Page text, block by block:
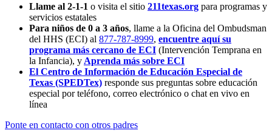
Llame al 2-1-1 o visita el sitio 211texas.org para programas y
servicios estatales
Para niños de 0 a 3 años, llame a la Oficina del Ombudsman
del HHS (ECI) al 877-787-8999, encuentre aquí su
programa más cercano de ECI (Intervención Temprana en
la Infancia), y Aprenda más sobre ECI
El Centro de Información de Educación Especial de
Texas (SPEDTex) responde sus preguntas sobre educación
especial por teléfono, correo electrónico o chat en vivo en
línea
Ponte en contacto con otros padres